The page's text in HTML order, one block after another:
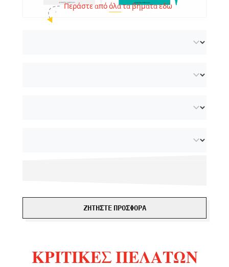
Περάστε απόόλατα βήματα εδώ
ΖΗΤΉΣΤΕ ΠΡΟΣΦΟΡΆ
ΚΡΙΤΙΚΈΣ ΠΕΛΑΤΏΝ